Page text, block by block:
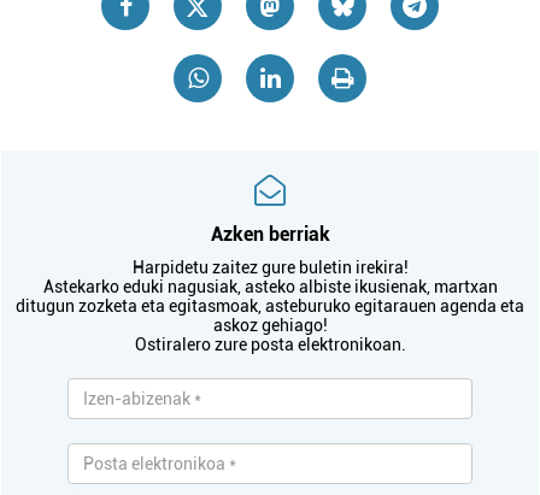
Azken berriak
Harpidetu zaitez gure buletin irekira!
Astekarko eduki nagusiak, asteko albiste ikusienak, martxan
ditugun zozketa eta egitasmoak, asteburuko egitarauen agenda eta
askoz gehiago!
Ostiralero zure posta elektronikoan.